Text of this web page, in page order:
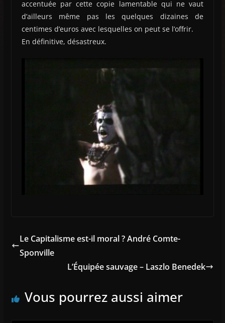
accentuée par cette copie lamentable qui ne vaut
d’ailleurs même pas les quelques dizaines de
centimes d’euros avec lesquelles on peut se l’offrir.
En définitive, désastreux.
Le Capitalisme est-il moral ? André Comte-
Sponville
L’Équipée sauvage – Laszlo Benedek
Vous pourrez aussi aimer